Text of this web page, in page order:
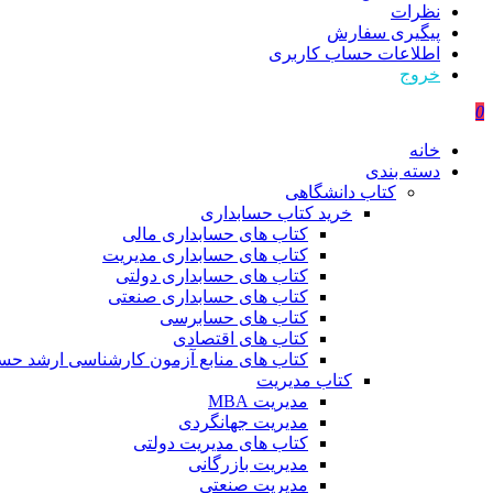
نظرات
پیگیری سفارش
اطلاعات حساب كاربری
خروج
0
خانه
دسته بندی
کتاب دانشگاهی
خرید کتاب حسابداری
کتاب های حسابداری مالی
کتاب های حسابداری مدیریت
کتاب های حسابداری دولتی
کتاب های حسابداری صنعتی
کتاب های حسابرسی
کتاب های اقتصادی
کتاب های منابع آزمون کارشناسی ارشد
کتاب مدیریت
مدیریت MBA
مدیریت جهانگردی
کتاب های مدیریت دولتی
مدیریت بازرگانی
مدیریت صنعتی